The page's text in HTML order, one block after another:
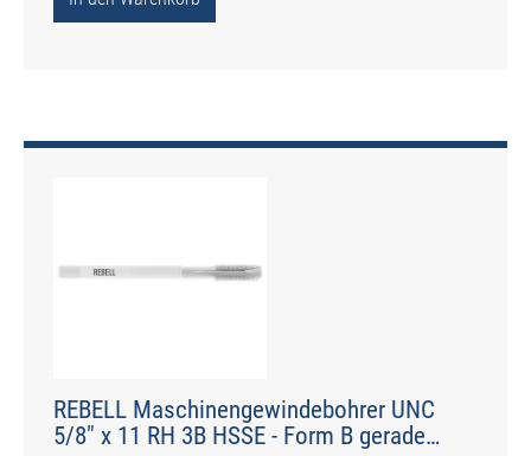
REBELL Maschinengewindebohrer UNC
5/8" x 11 RH 3B HSSE - Form B gerade